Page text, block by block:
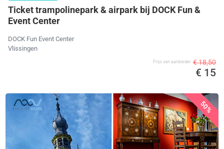
Ticket trampolinepark & airpark bij DOCK Fun &
Event Center
DOCK Fun Event Center
Vlissingen
Prijs van aanbieder € 18,50
€ 15
50%